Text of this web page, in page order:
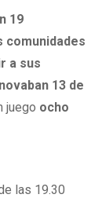
19
comunidades
a sus
13 de
juego ocho
las 19.30